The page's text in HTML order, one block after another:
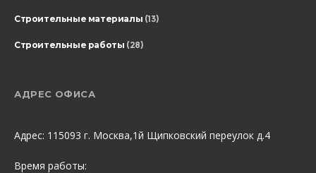
Строительные материалы (13)
Строительные работы (28)
АДРЕС ОФИСА
Адрес: 115093 г. Москва,1й Щипковский переулок д.4
Время работы: